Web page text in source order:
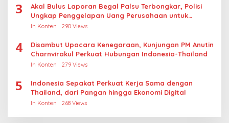
3
Akal Bulus Laporan Begal Palsu Terbongkar, Polisi
Ungkap Penggelapan Uang Perusahaan untuk
Crypto
In Konten 290 Views
4
Disambut Upacara Kenegaraan, Kunjungan PM Anutin
Charnvirakul Perkuat Hubungan Indonesia-Thailand
In Konten 279 Views
5
Indonesia Sepakat Perkuat Kerja Sama dengan
Thailand, dari Pangan hingga Ekonomi Digital
In Konten 268 Views